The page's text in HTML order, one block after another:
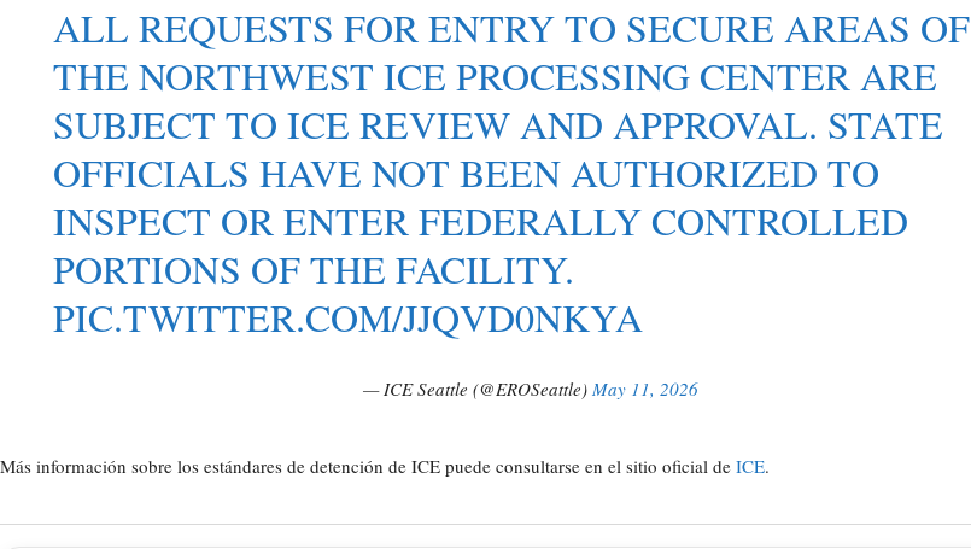
ALL REQUESTS FOR ENTRY TO SECURE AREAS OF
THE NORTHWEST ICE PROCESSING CENTER ARE
SUBJECT TO ICE REVIEW AND APPROVAL. STATE
OFFICIALS HAVE NOT BEEN AUTHORIZED TO
INSPECT OR ENTER FEDERALLY CONTROLLED
PORTIONS OF THE FACILITY.
PIC.TWITTER.COM/JJQVD0NKYA
— ICE Seattle (@EROSeattle) May 11, 2026
Más información sobre los estándares de detención de ICE puede consultarse en el sitio oficial de ICE.